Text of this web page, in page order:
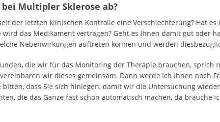
Multipler Sklerose ab?
der letzten klinischen Kontrolle eine Verschlechterung? Hat es
das Medikament vertragen? Geht es Ihnen damit gut oder
Nebenwirkungen auftreten können und werden
die wir für das Monitoring der Therapie brauchen, sprich
wir dieses gemeinsam. Dann werde ich Ihnen noch
dass Sie sich hinlegen, damit wir die Untersuchung
die das Ganze fast schon automatisch machen, da brauche